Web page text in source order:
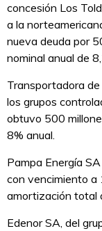
concesión Los
a la
nueva deuda por
nominal anual de
Transportadora de
los grupos
obtuvo 500
8% anual.
Pampa Energía
con vencimiento a
amortización total
Edenor SA, del